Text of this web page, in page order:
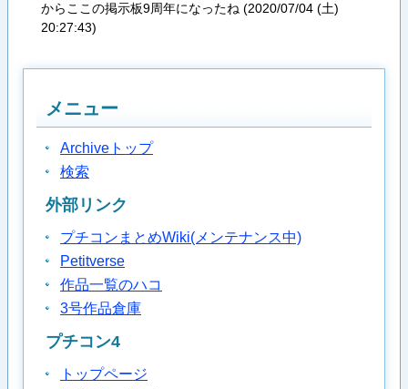
からここの掲示板9周年になったね (2020/07/04 (土)
20:27:43)
メニュー
Archiveトップ
検索
外部リンク
プチコンまとめWiki(メンテナンス中)
Petitverse
作品一覧のハコ
3号作品倉庫
プチコン4
トップページ